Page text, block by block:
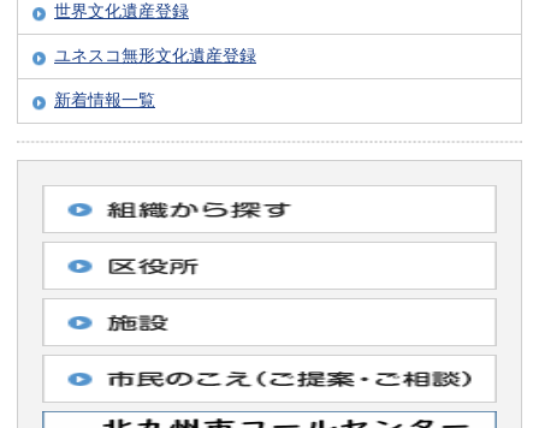
世界文化遺産登録
ユネスコ無形文化遺産登録
新着情報一覧